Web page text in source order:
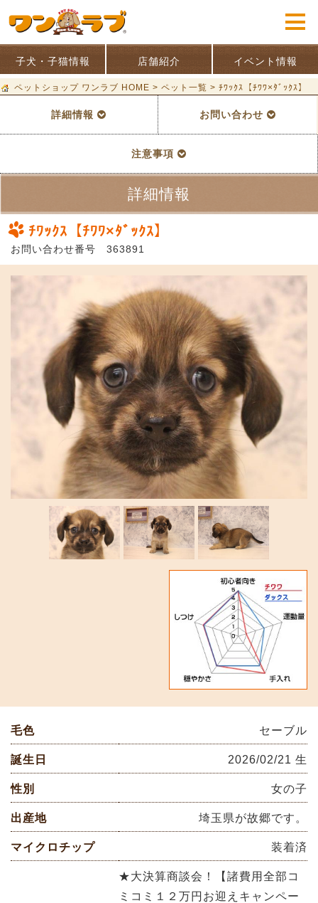
子犬・子猫情報 店舗紹介 イベント情報
ペットショップ ワンラブ HOME > ペット一覧 > ﾁﾜｯｸｽ【ﾁﾜﾜ×ﾀﾞｯｸｽ】
詳細情報 お問い合わせ
注意事項
詳細情報
ﾁﾜｯｸｽ【ﾁﾜﾜ×ﾀﾞｯｸｽ】
お問い合わせ番号 363891
毛色 セーブル
誕生日 2026/02/21 生
性別 女の子
出産地 埼玉県が故郷です。
マイクロチップ 装着済
★大決算商談会！【諸費用全部コ
ミコミ１２万円お迎えキャンペー